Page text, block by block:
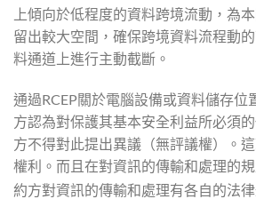
上傾向於低程度的資料跨境流動，為
留出較大空間，確保跨境資料流程動
料通道上進行主動截斷。
通過RCEP關於電腦設備或資料儲存位
方認為對保護其基本安全利益所必須
方不得對此提出異議（無評議權）。
權利。而且在對資訊的傳輸和處理的
約方對資訊的傳輸和處理有各自的法